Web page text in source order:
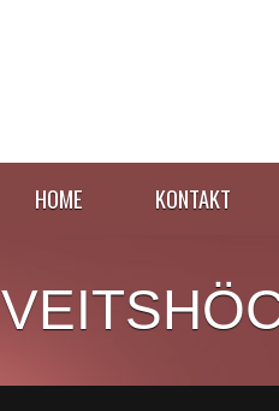
HOME KONTAKT